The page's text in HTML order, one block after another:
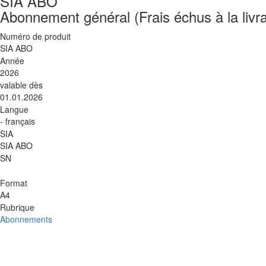
Abonnement général (Frais échus à la
Numéro de produit
SIA ABO
Année
2026
valable dès
01.01.2026
Langue
- français
SIA
SIA ABO
SN
Format
A4
Rubrique
Abonnements